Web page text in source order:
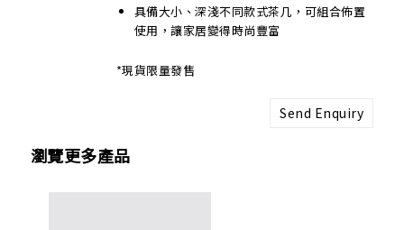
具備大小、深淺不同款式茶几，可組合佈置
使用，讓家居變得時尚豐富
*現貨限量發售
Send Enquiry
瀏覽更多產品